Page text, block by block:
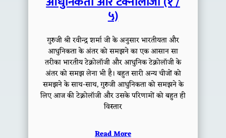
५)
गुरुजी श्री रवीन्द्र शर्मा जी के अनुसार भारतीयता और
आधुनिकता के अंतर को समझने का एक आसान सा
तरीका भारतीय टेक्नोलॉजी और आधुनिक टेक्नोलॉजी के
अंतर को समझ लेना भी है। बहुत सारी अन्य चीजों को
समझने के साथ-साथ, गुरुजी आधुनिकता को समझने के
लिए आज की टेक्नोलॉजी और उसके परिणामों को बहुत ही
विस्तार
Read More